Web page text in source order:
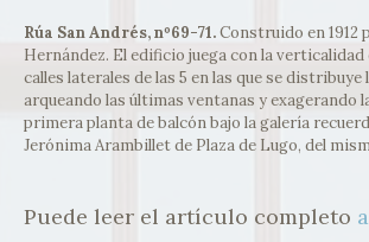
Rúa San Andrés, nº69-71.Construido en 1912
Hernández. El edificio juega con la verticalidad
calles laterales de las 5 en las que se distribuye
arqueando las últimas ventanas y exagerando
primera planta de balcón bajo la galería
Jerónima Arambillet de Plaza de Lugo, del
Puede leer el artículo completo